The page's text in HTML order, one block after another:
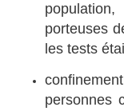
porteuses
les tests
personnes